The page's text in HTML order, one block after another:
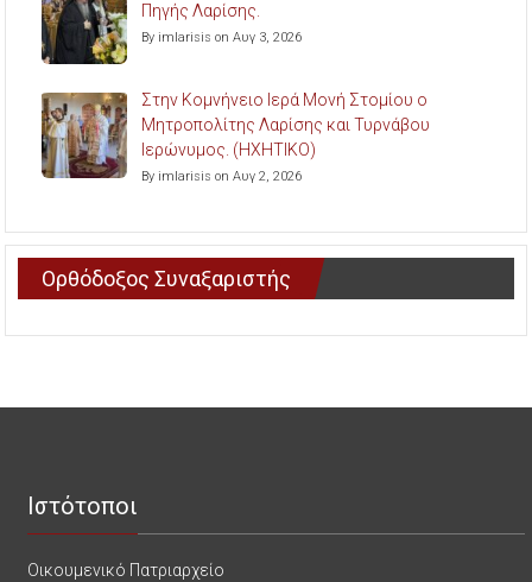
Πηγής Λαρίσης.
By imlarisis on Αυγ 3, 2026
Στην Κομνήνειο Ιερά Μονή Στομίου ο
Μητροπολίτης Λαρίσης και Τυρνάβου
Ιερώνυμος. (ΗΧΗΤΙΚΟ)
By imlarisis on Αυγ 2, 2026
Ορθόδοξος Συναξαριστής
Ιστότοποι
Οικουμενικό Πατριαρχείο